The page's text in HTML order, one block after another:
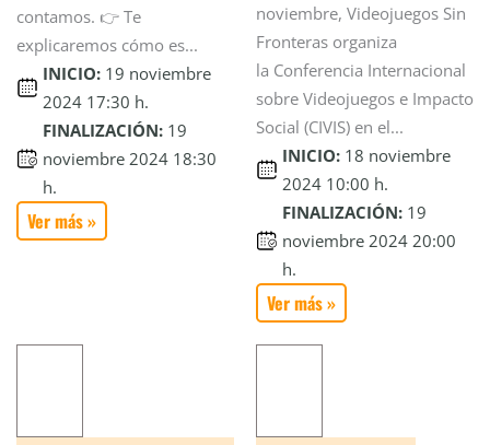
contamos. 👉 Te
explicaremos cómo es...
INICIO: 19 noviembre
2024 17:30 h.
FINALIZACIÓN: 19
noviembre 2024 18:30
h.
Ver más »
noviembre, Videojuegos Sin
Fronteras organiza
la Conferencia Internacional
sobre Videojuegos e Impacto
Social (CIVIS) en el...
INICIO: 18 noviembre
2024 10:00 h.
FINALIZACIÓN: 19
noviembre 2024 20:00
h.
Ver más »